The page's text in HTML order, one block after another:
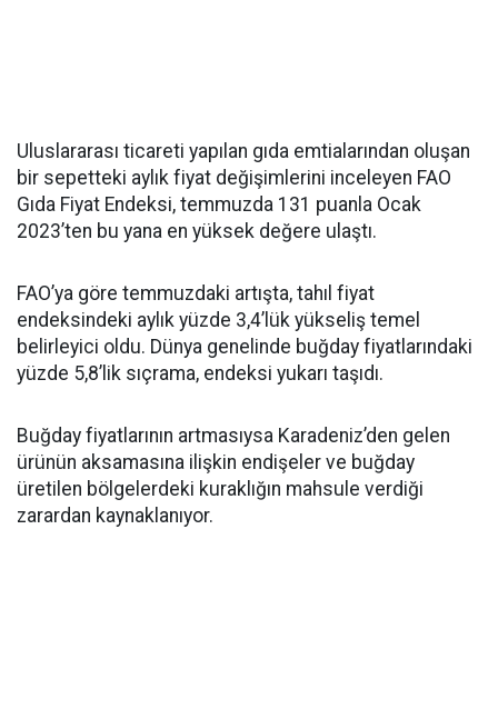
Uluslararası ticareti yapılan gıda emtialarından oluşan
bir sepetteki aylık fiyat değişimlerini inceleyen FAO
Gıda Fiyat Endeksi, temmuzda 131 puanla Ocak
2023’ten bu yana en yüksek değere ulaştı.
FAO’ya göre temmuzdaki artışta, tahıl fiyat
endeksindeki aylık yüzde 3,4’lük yükseliş temel
belirleyici oldu. Dünya genelinde buğday fiyatlarındaki
yüzde 5,8’lik sıçrama, endeksi yukarı taşıdı.
Buğday fiyatlarının artmasıysa Karadeniz’den gelen
ürünün aksamasına ilişkin endişeler ve buğday
üretilen bölgelerdeki kuraklığın mahsule verdiği
zarardan kaynaklanıyor.